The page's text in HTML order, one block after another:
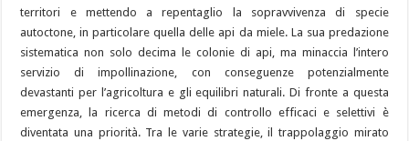
territori e mettendo a repentaglio la sopravvivenza di specie
autoctone, in particolare quella delle api da miele. La sua predazione
sistematica non solo decima le colonie di api, ma minaccia l’intero
servizio di impollinazione, con conseguenze potenzialmente
devastanti per l’agricoltura e gli equilibri naturali. Di fronte a questa
emergenza, la ricerca di metodi di controllo efficaci e selettivi è
diventata una priorità. Tra le varie strategie, il trappolaggio mirato